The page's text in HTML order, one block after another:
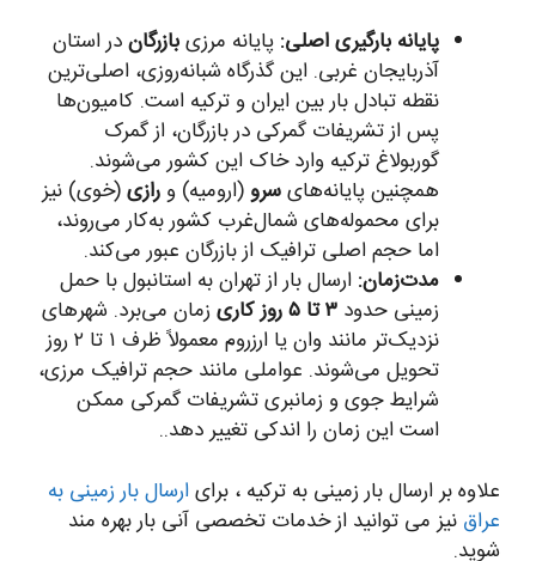
پایانه بارگیری اصلی: پایانه مرزیبازرگاندر استان
آذربایجان غربی. این گذرگاه شبانه‌روزی، اصلی‌ترین
نقطه تبادل بار بین ایران و ترکیه است. کامیون‌ها
پس از تشریفات گمرکی در بازرگان، از گمرک
گوربولاغ ترکیه وارد خاک این کشور می‌شوند.
همچنین پایانه‌هایسرو(ارومیه) ورازی(خوی) نیز
برای محموله‌های شمال‌غرب کشور به‌کار می‌روند،
اما حجم اصلی ترافیک از بازرگان عبور می‌کند.
مدت‌زمان: ارسال بار از تهران به استانبول با حمل
زمینی حدود ۳ تا ۵ روز کاری
زمان می‌برد. شهرهای
نزدیک‌تر مانند وان یا ارزروم معمولاً ظرف ۱ تا ۲ روز
تحویل می‌شوند. عواملی مانند حجم ترافیک مرزی،
شرایط جوی و زمانبری تشریفات گمرکی ممکن
است این زمان را اندکی تغییر دهد..
علاوه بر ارسال بار زمینی به ترکیه ، برایارسال بار زمینی به
عراق نیز می توانید از خدمات تخصصی آنی بار بهره مند
شوید.